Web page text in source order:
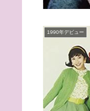
1990年デビュー